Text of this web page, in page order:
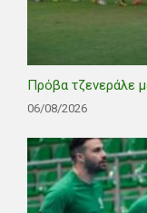
Πρόβα τζενεράλε
06/08/2026